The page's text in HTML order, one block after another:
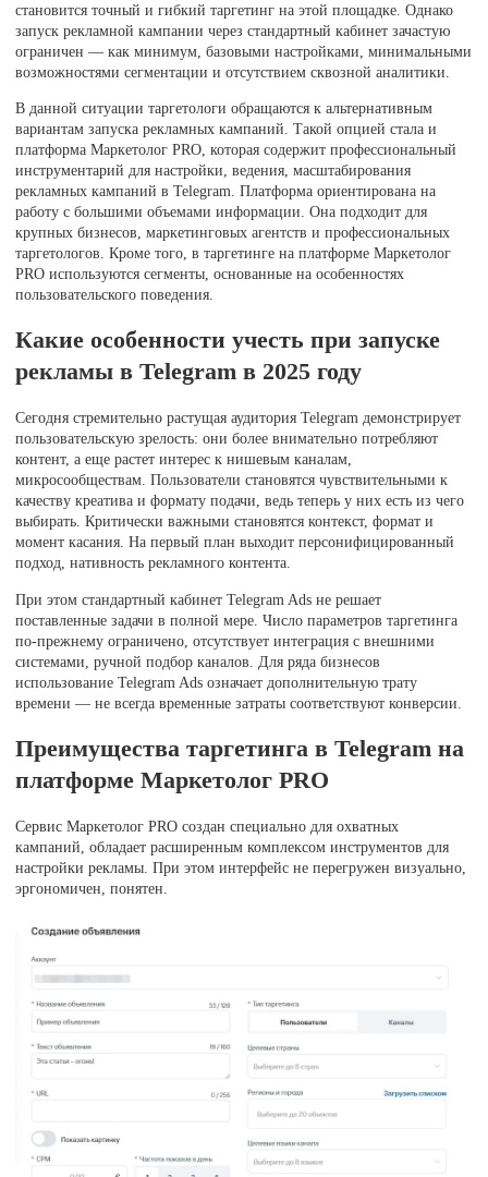
становится точный и гибкий таргетинг на этой площадке. Однако
запуск рекламной кампании через стандартный кабинет зачастую
ограничен — как минимум, базовыми настройками, минимальными
возможностями сегментации и отсутствием сквозной аналитики.
В данной ситуации таргетологи обращаются к альтернативным
вариантам запуска рекламных кампаний. Такой опцией стала и
платформа Маркетолог PRO, которая содержит профессиональный
инструментарий для настройки, ведения, масштабирования
рекламных кампаний в Telegram. Платформа ориентирована на
работу с большими объемами информации. Она подходит для
крупных бизнесов, маркетинговых агентств и профессиональных
таргетологов. Кроме того, в таргетинге на платформе Маркетолог
PRO используются сегменты, основанные на особенностях
пользовательского поведения.
Какие особенности учесть при запуске
рекламы в Telegram в 2025 году
Сегодня стремительно растущая аудитория Telegram демонстрирует
пользовательскую зрелость: они более внимательно потребляют
контент, а еще растет интерес к нишевым каналам,
микросообществам. Пользователи становятся чувствительными к
качеству креатива и формату подачи, ведь теперь у них есть из чего
выбирать. Критически важными становятся контекст, формат и
момент касания. На первый план выходит персонифицированный
подход, нативность рекламного контента.
При этом стандартный кабинет Telegram Ads не решает
поставленные задачи в полной мере. Число параметров таргетинга
по-прежнему ограничено, отсутствует интеграция с внешними
системами, ручной подбор каналов. Для ряда бизнесов
использование Telegram Ads означает дополнительную трату
времени — не всегда временные затраты соответствуют конверсии.
Преимущества таргетинга в Telegram на
платформе Маркетолог PRO
Сервис Маркетолог PRO создан специально для охватных
кампаний, обладает расширенным комплексом инструментов для
настройки рекламы. При этом интерфейс не перегружен визуально,
эргономичен, понятен.